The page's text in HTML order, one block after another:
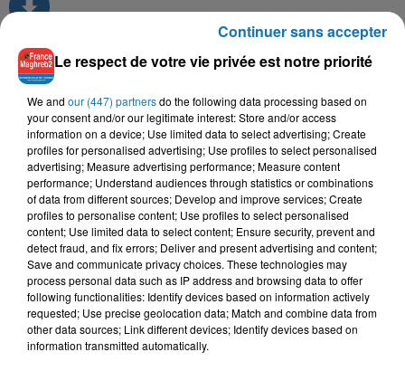
TITRES DIFFUSÉS
16h05
16h05
ABDOU GAMBETTA,
GHANI GABED
Fi Yedi Teswirtek
16h02
16h02
SOOLKING, CHEBA
ZOHRA
Saknet Marseille
15h55
15h55
DAOUDI
Khoud Zine
Le respect de votre vie privée est notre priorité
We and our (447) partnersdo the following data processing based on
your consent and/or our legitimate interest: Store and/or access
information on a device; Use limited data to select advertising; Create
profiles for personalised advertising; Use profiles to select personalised
advertising; Measure advertising performance; Measure content
performance; Understand audiences through statistics or combinations
of data from different sources; Develop and improve services; Create
profiles to personalise content; Use profiles to select personalised
content; Use limited data to select content; Ensure security, prevent and
detect fraud, and fix errors; Deliver and present advertising and content;
Save and communicate privacy choices. These technologies may
process personal data such as IP address and browsing data to offer
following functionalities: Identify devices based on information actively
requested; Use precise geolocation data; Match and combine data from
other data sources; Link different devices; Identify devices based on
information transmitted automatically.
Continuer sans accepter